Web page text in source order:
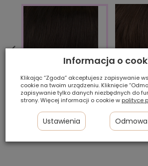
4
6
Ilość
Informacja o
Klikając “Zgoda” akceptujesz zapisywanie
cookie na twoim urządzeniu. Kliknięcie
zapisywanie tylko danych niezbędnych do
strony. Więcej informacji o cookie w polityce
Ustawienia Odmowa